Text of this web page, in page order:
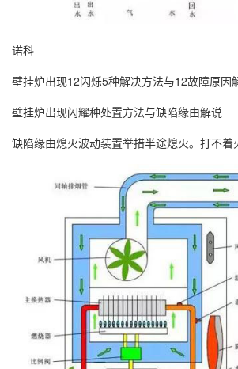
诺科
壁挂炉出现12闪烁5种解决方法与12故障原因
壁挂炉出现闪耀种处置方法与缺陷缘由解说
缺陷缘由熄火波动装置举措半途熄火。打不着